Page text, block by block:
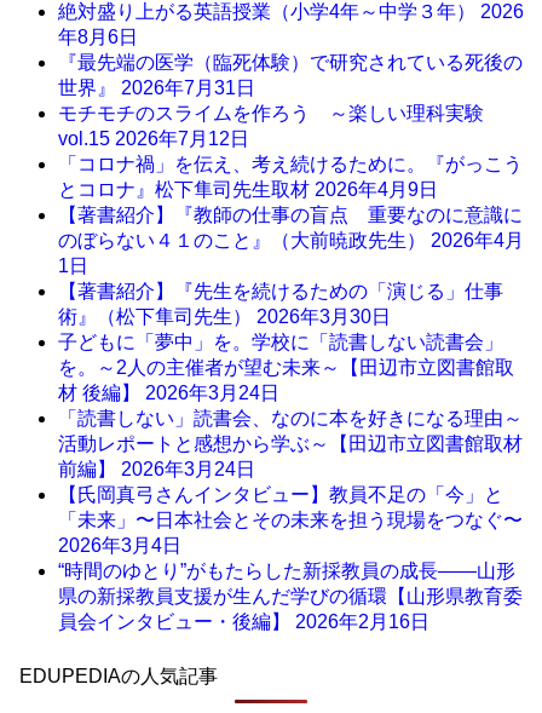
絶対盛り上がる英語授業（小学4年～中学３年） 2026
年8月6日
『最先端の医学（臨死体験）で研究されている死後の
世界』 2026年7月31日
モチモチのスライムを作ろう ～楽しい理科実験
vol.15 2026年7月12日
「コロナ禍」を伝え、考え続けるために。『がっこう
とコロナ』松下隼司先生取材 2026年4月9日
【著書紹介】『教師の仕事の盲点 重要なのに意識に
のぼらない４１のこと』（大前暁政先生） 2026年4月
1日
【著書紹介】『先生を続けるための「演じる」仕事
術』（松下隼司先生） 2026年3月30日
子どもに「夢中」を。学校に「読書しない読書会」
を。～2人の主催者が望む未来～【田辺市立図書館取
材 後編】 2026年3月24日
「読書しない」読書会、なのに本を好きになる理由～
活動レポートと感想から学ぶ～【田辺市立図書館取材
前編】 2026年3月24日
【氏岡真弓さんインタビュー】教員不足の「今」と
「未来」〜日本社会とその未来を担う現場をつなぐ〜
2026年3月4日
“時間のゆとり”がもたらした新採教員の成長――山形
県の新採教員支援が生んだ学びの循環【山形県教育委
員会インタビュー・後編】 2026年2月16日
EDUPEDIAの人気記事